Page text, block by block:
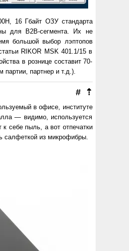
16 Гбайт ОЗУ стандарта
для B2B-сегмента. Их не
большой выбор лэптопов
RIKOR MSK 401.1/15 в
в рознице составит 70-
партии, партнер и т.д.).
⇡
#
в офисе, институте
— видимо, используется
себе пыль, а вот отпечатки
салфеткой из микрофибры.